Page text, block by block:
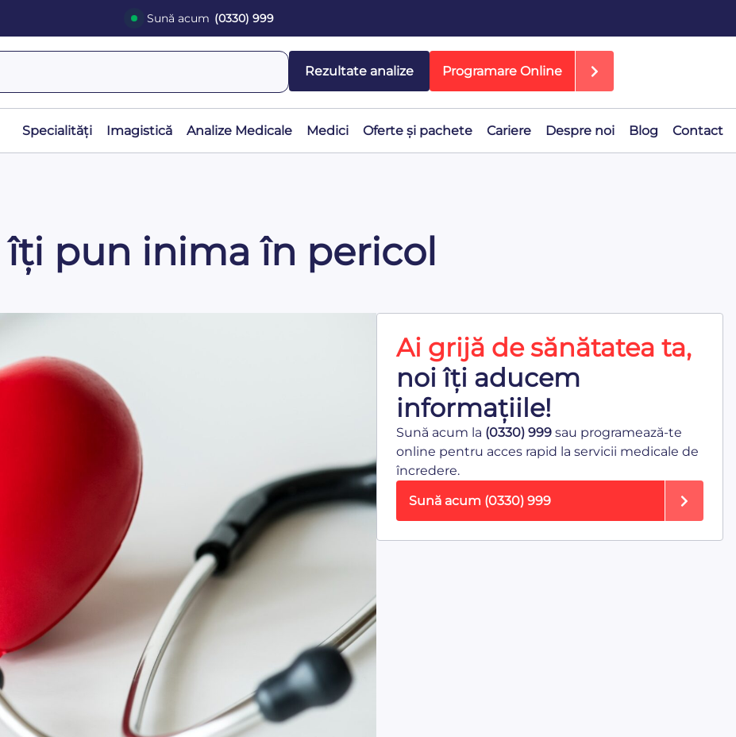
Sună acum (0330) 999
Rezultate analize Programare Online
Specialități Imagistică Analize Medicale Medici Oferte și pachete Cariere Despre noi Blog Contact
pun inima în pericol
Ai grijă de sănătatea ta,
noi îți aducem
informațiile!
Sună acum la (0330) 999sau programează-te
online pentru acces rapid la servicii medicale de
încredere.
Sună acum (0330) 999